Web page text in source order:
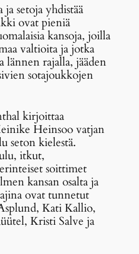
setoja yhdistää
ovat pieniä
kansoja, joilla
valtioita ja jotka
lännen rajalla, jääden
sotajoukkojen
kirjoittaa
Heinsoo vatjan
seton kielestä.
itkut,
soittimet
kansan osalta ja
ovat tunnetut
Kati Kallio,
Kristi Salve ja